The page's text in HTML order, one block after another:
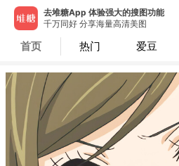
去堆糖App 体验强大的搜图功能
千万同好 分享海量高清美图
首页 热门 爱豆